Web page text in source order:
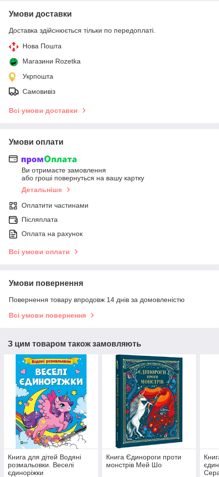
Умови доставки
Доставка здійснюється тільки по передоплаті.
Нова Пошта
Магазини Rozetka
Укрпошта
Самовивіз
Всі умови доставки
Умови оплати
Ви отримаєте замовлення
або гроші повернуться на вашу картку
Детальніше
Оплатити частинами
Післяплата
Оплата на рахунок
Всі умови оплати
Умови повернення
Повернення товару впродовж 14 днів за домовленістю
Всі умови повернення
З цим товаром також замовляють
Книга для дітей Водяні
розмальовки. Веселі
єдиноріжки
Книга Єдинороги проти
монстрів Мей Шо